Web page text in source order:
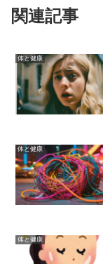
関連記事
体と健康
体と健康
体と健康